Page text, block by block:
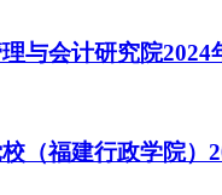
与会计研究院
（福建行政学院）